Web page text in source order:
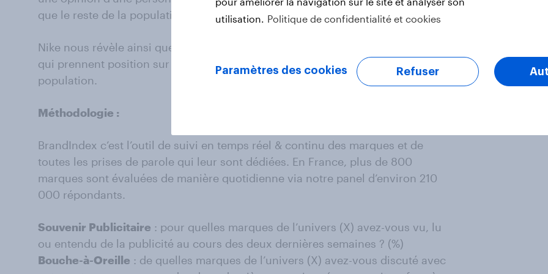
que le reste de la population.
Nike nous révèle ainsi que ses clients ont plus d’appétence pour des marques
qui prennent position sur des questions de société que le reste de la
population.
Méthodologie :
BrandIndex c’est l’outil de suivi en temps réel & continu des marques et de
toutes les prises de parole qui leur sont dédiées. En France, plus de 800
marques sont évaluées de manière quotidienne via notre panel d’environ 210
000 répondants.
Souvenir Publicitaire : pour quelles marques de l’univers (X) avez-vous vu, lu
ou entendu de la publicité au cours des deux dernières semaines ? (%)
Bouche-à-Oreille : de quelles marques de l’univers (X) avez-vous discuté avec
utilisation. Politique de confidentialité et cookies
Paramètres des cookies Refuser